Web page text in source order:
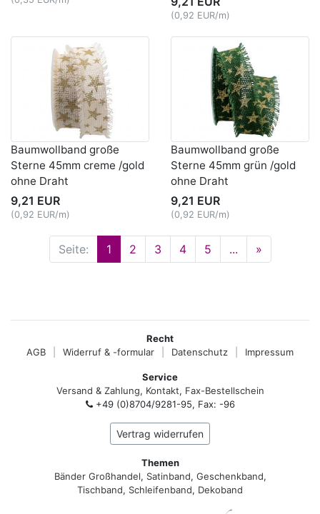
(0,92 EUR/m)
Baumwollband große
Sterne 45mm creme /gold
ohne Draht
9,21 EUR
(0,92 EUR/m)
Baumwollband große
Sterne 45mm grün /gold
ohne Draht
9,21 EUR
(0,92 EUR/m)
Seite: 1 2 3 4 5 ... »
Recht
AGB
Widerruf & -formular Datenschutz Impressum
Service
Versand & Zahlung, Kontakt, Fax-Bestellschein
+49 (0)8704/9281-95, Fax: -96
Vertrag widerrufen
Themen
Bänder Großhandel, Satinband, Geschenkband,
Tischband, Schleifenband, Dekoband